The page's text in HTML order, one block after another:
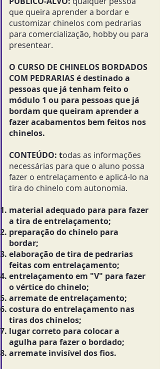
que queira aprender a bordar e
customizar chinelos com pedrarias
para comercialização, hobby ou para
presentear.
O CURSO DE CHINELOS BORDADOS
COM PEDRARIAS é destinado a
pessoas que já tenham feito o
módulo 1 ou para pessoas que já
bordam que queiram aprender a
fazer acabamentos bem feitos nos
chinelos.
CONTEÚDO: todas as informações
necessárias para que o aluno possa
fazer o entrelaçamento e aplicá-lo na
tira do chinelo com autonomia.
material adequado para para fazer
a tira de entrelaçamento;
preparação do chinelo para
bordar;
elaboração de tira de pedrarias
feitas com entrelaçamento;
entrelaçamento em "V" para fazer
o vértice do chinelo;
arremate de entrelaçamento;
costura do entrelaçamento nas
tiras dos chinelos;
lugar correto para colocar a
agulha para fazer o bordado;
arremate invisível dos fios.